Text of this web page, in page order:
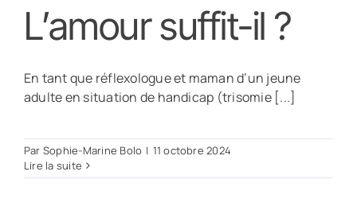
L’amour suffit-il ?
En tant que réflexologue et maman d’un jeune
adulte en situation de handicap (trisomie [...]
Par Sophie-Marine Bolo | 11 octobre 2024
Lire la suite